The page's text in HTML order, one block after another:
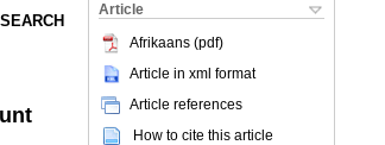
Article
Afrikaans (pdf)
Article in xml format
Article references
How to cite this article